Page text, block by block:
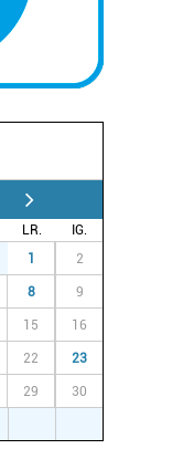
LR.
IG.
1 2
8 9
15 16
22 23
29 30